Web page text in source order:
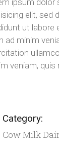
ipsum
elit, sed
ut labore
ad minim
veniam, quis
Category:
Cow Milk